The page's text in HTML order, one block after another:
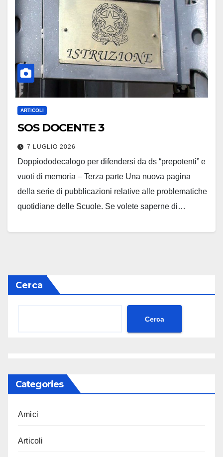
ARTICOLI
SOS DOCENTE 3
7 LUGLIO 2026
Doppiododecalogo per difendersi da ds “prepotenti” e
vuoti di memoria – Terza parte Una nuova pagina
della serie di pubblicazioni relative alle problematiche
quotidiane delle Scuole. Se volete saperne di…
Cerca
Cerca
Categories
Amici
Articoli